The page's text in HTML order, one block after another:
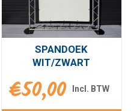
SPANDOEK
WIT/ZWART
€50,00